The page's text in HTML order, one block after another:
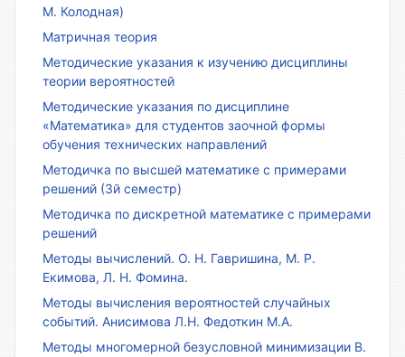
М. Колодная)
Матричная теория
Методические указания к изучению дисциплины
теории вероятностей
Методические указания по дисциплине
«Математика» для студентов заочной формы
обучения технических направлений
Методичка по высшей математике с примерами
решений (3й семестр)
Методичка по дискретной математике с примерами
решений
Методы вычислений. О. Н. Гавришина, М. Р.
Екимова, Л. Н. Фомина.
Методы вычисления вероятностей случайных
событий. Анисимова Л.Н. Федоткин М.А.
Методы многомерной безусловной минимизации В.